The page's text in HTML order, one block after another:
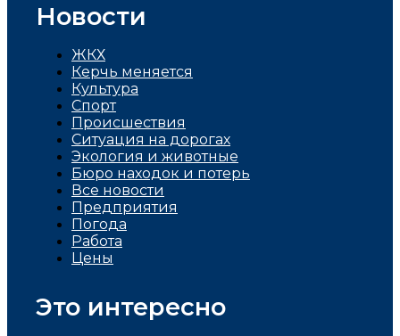
Новости
ЖКХ
Керчь меняется
Культура
Спорт
Проиcшествия
Ситуация на дорогах
Экология и животные
Бюро находок и потерь
Все новости
Предприятия
Погода
Работа
Цены
Это интересно